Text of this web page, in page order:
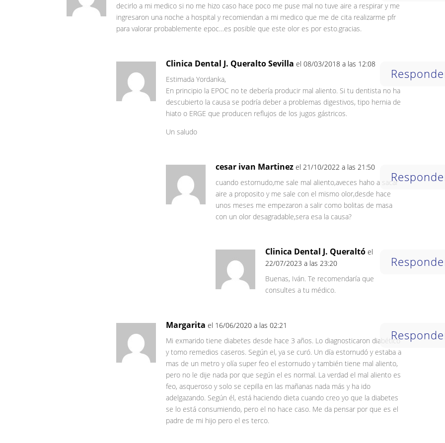
decirlo a mi medico si no me hizo caso hace poco me puse mal no tuve aire a respirar y me
ingresaron una noche a hospital y recomiendan a mi medico que me de cita realizarme pfr
para valorar probablemente epoc…es posible que este olor es por esto.gracias.
Clinica Dental J. Queralto Sevilla el 08/03/2018 a las 12:08
Estimada Yordanka,
En principio la EPOC no te debería producir mal aliento. Si tu dentista no ha
descubierto la causa se podría deber a problemas digestivos, tipo hernia de
hiato o ERGE que producen reflujos de los jugos gástricos.
Un saludo
cesar ivan Martinez el 21/10/2022 a las 21:50
cuando estornudo,me sale mal aliento,aveces haho a sacar
aire a proposito y me sale con el mismo olor,desde hace
unos meses me empezaron a salir como bolitas de masa
con un olor desagradable,sera esa la causa?
Clinica Dental J. Queraltó el
22/07/2023 a las 23:20
Buenas, Iván. Te recomendaría que
consultes a tu médico.
Margarita el 16/06/2020 a las 02:21
Mi exmarido tiene diabetes desde hace 3 años. Lo diagnosticaron diabético
y tomo remedios caseros. Según el, ya se curó. Un día estornudó y estaba a
mas de un metro y olía super feo el estornudo y también tiene mal aliento,
pero no le dije nada por que según el es normal. La verdad el mal aliento es
feo, asqueroso y solo se cepilla en las mañanas nada más y ha ido
adelgazando. Según él, está haciendo dieta cuando creo yo que la diabetes
se lo está consumiendo, pero el no hace caso. Me da pensar por que es el
padre de mi hijo pero el es terco.